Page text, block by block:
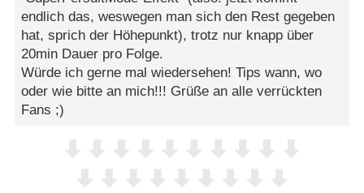
endlich das, weswegen man sich den Rest gegeben
hat, sprich der Höhepunkt), trotz nur knapp über
20min Dauer pro Folge.
Würde ich gerne mal wiedersehen! Tips wann, wo
oder wie bitte an mich!!! Grüße an alle verrückten
Fans ;)